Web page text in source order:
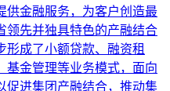
供金融服务，为客户创造最
领先并独具特色的产融结合
形成了小额贷款、融资租
基金管理等业务模式，面向
促进集团产融结合，推动集